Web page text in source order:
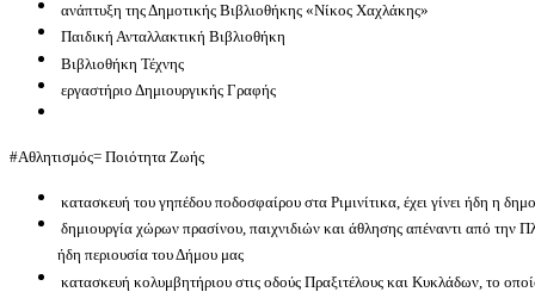
ανάπτυξη της Δημοτικής Βιβλιοθήκης «Νίκος Χαχλάκης»
Παιδική Ανταλλακτική Βιβλιοθήκη
Βιβλιοθήκη Τέχνης
εργαστήριο Δημιουργικής Γραφής
#Αθλητισμός= Ποιότητα Ζωής
κατασκευή του γηπέδου ποδοσφαίρου στα Ριμινίτικα, έχει γίνει ήδη η
δημιουργία χώρων πρασίνου, παιχνιδιών και άθλησης απέναντι από την
ήδη περιουσία του Δήμου μας
κατασκευή κολυμβητήριου στις οδούς Πραξιτέλους και Κυκλάδων, το